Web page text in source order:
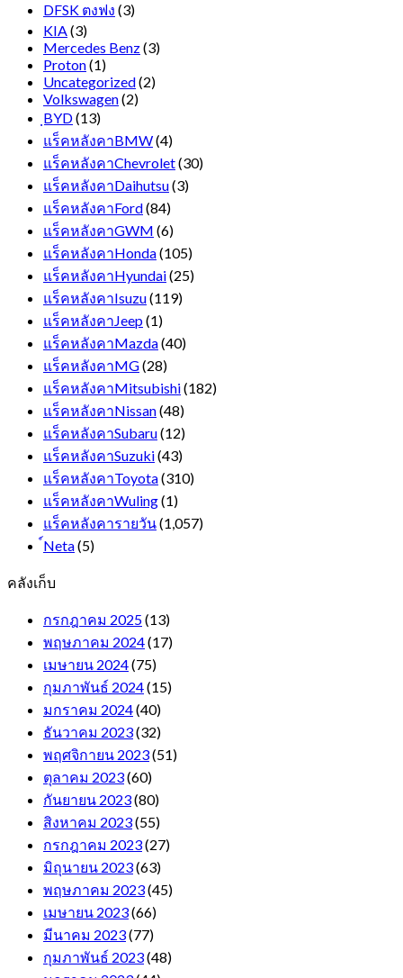
DFSK ตงฟง (3)
KIA(3)
Mercedes Benz(3)
Proton(1)
Uncategorized(2)
Volkswagen(2)
ฺBYD(13)
แร็คหลังคาBMW(4)
แร็คหลังคาChevrolet(30)
แร็คหลังคาDaihutsu(3)
แร็คหลังคาFord(84)
แร็คหลังคาGWM (6)
แร็คหลังคาHonda(105)
แร็คหลังคาHyundai(25)
แร็คหลังคาIsuzu(119)
แร็คหลังคาJeep(1)
แร็คหลังคาMazda(40)
แร็คหลังคาMG(28)
แร็คหลังคาMitsubishi(182)
แร็คหลังคาNissan(48)
แร็คหลังคาSubaru(12)
แร็คหลังคาSuzuki(43)
แร็คหลังคาToyota(310)
แร็คหลังคาWuling(1)
แร็คหลังคารายวัน(1,057)
์Neta(5)
คลังเก็บ
กรกฎาคม 2025(13)
พฤษภาคม 2024(17)
เมษายน 2024(75)
กุมภาพันธ์ 2024(15)
มกราคม 2024(40)
ธันวาคม 2023(32)
พฤศจิกายน 2023(51)
ตุลาคม 2023(60)
กันยายน 2023(80)
สิงหาคม 2023(55)
กรกฎาคม 2023(27)
มิถุนายน 2023(63)
พฤษภาคม 2023(45)
เมษายน 2023(66)
มีนาคม 2023(77)
กุมภาพันธ์ 2023(48)